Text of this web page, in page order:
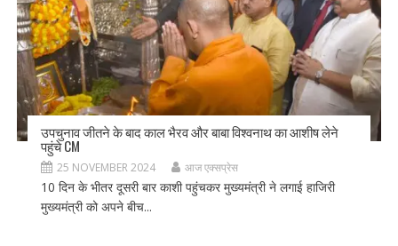
उपचुनाव जीतने के बाद काल भैरव और बाबा विश्वनाथ का आशीष लेने
पहुंचे CM
25 NOVEMBER 2024 आज एक्सप्रेस
10 दिन के भीतर दूसरी बार काशी पहुंचकर मुख्यमंत्री ने लगाई हाजिरी
मुख्यमंत्री को अपने बीच...